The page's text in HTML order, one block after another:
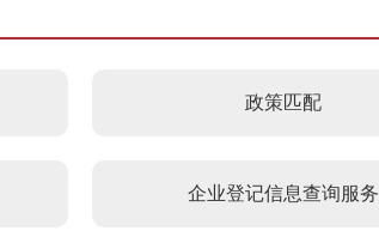
政策匹配
企业登记信息查询服务